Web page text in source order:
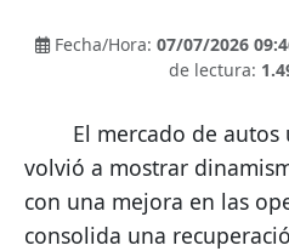
Fecha/Hora: 07/07/2026
de lectura:
volvió a mostrar
con una mejora en las
consolida una